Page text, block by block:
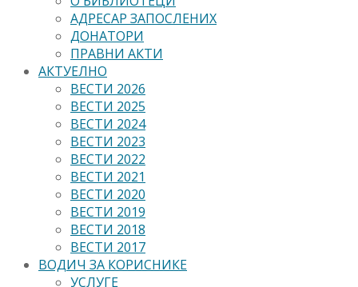
АДРЕСАР ЗАПОСЛЕНИХ
ДОНАТОРИ
ПРАВНИ АКТИ
АКТУЕЛНО
ВЕСТИ 2026
ВЕСТИ 2025
ВЕСТИ 2024
ВЕСТИ 2023
ВЕСТИ 2022
ВЕСТИ 2021
ВЕСТИ 2020
ВЕСТИ 2019
ВЕСТИ 2018
ВЕСТИ 2017
ВОДИЧ ЗА КОРИСНИКЕ
УСЛУГЕ